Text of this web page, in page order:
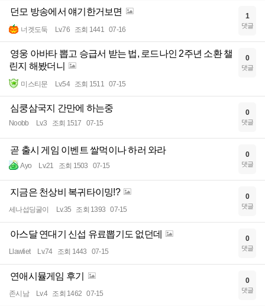
던모 방송에서 얘기한거보면
너겟도둑 Lv.76 조회 1441 07-16
1
댓글
영웅 아바타 뽑고 승급서 받는 법, 로드나인 2주년 소환 챌
린지 해봤더니
미스티문 Lv.54 조회 1511 07-15
0
댓글
심쿵삼국지 간만에 하는중
Noobb Lv.3 조회 1517 07-15
0
댓글
곧 출시 게임 이벤트 쌀먹이나 하러 와라
Ayo Lv.21 조회 1503 07-15
0
댓글
지금은 천상비 복귀타이밍!?
세나섭딩굴이 Lv.35 조회 1393 07-15
0
댓글
아스달 연대기 신섭 유료뽑기도 없던데
Llawliet Lv.74 조회 1443 07-15
0
댓글
연애시뮬게임 후기
존시남 Lv.4 조회 1462 07-15
0
댓글